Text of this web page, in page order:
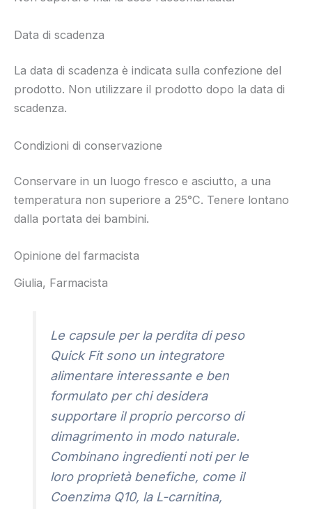
Data di scadenza
La data di scadenza è indicata sulla confezione del
prodotto. Non utilizzare il prodotto dopo la data di
scadenza.
Condizioni di conservazione
Conservare in un luogo fresco e asciutto, a una
temperatura non superiore a 25°C. Tenere lontano
dalla portata dei bambini.
Opinione del farmacista
Giulia, Farmacista
Le capsule per la perdita di peso
Quick Fit sono un integratore
alimentare interessante e ben
formulato per chi desidera
supportare il proprio percorso di
dimagrimento in modo naturale.
Combinano ingredienti noti per le
loro proprietà benefiche, come il
Coenzima Q10, la L-carnitina,